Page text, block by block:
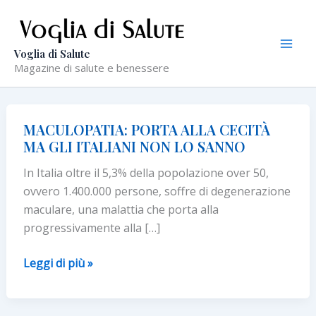
contenuto
Voglia di Salute
Magazine di salute e benessere
MACULOPATIA: PORTA ALLA CECITÀ
MA GLI ITALIANI NON LO SANNO
In Italia oltre il 5,3% della popolazione over 50,
ovvero 1.400.000 persone, soffre di degenerazione
maculare, una malattia che porta alla
progressivamente alla […]
MACULOPATIA:
Leggi di più »